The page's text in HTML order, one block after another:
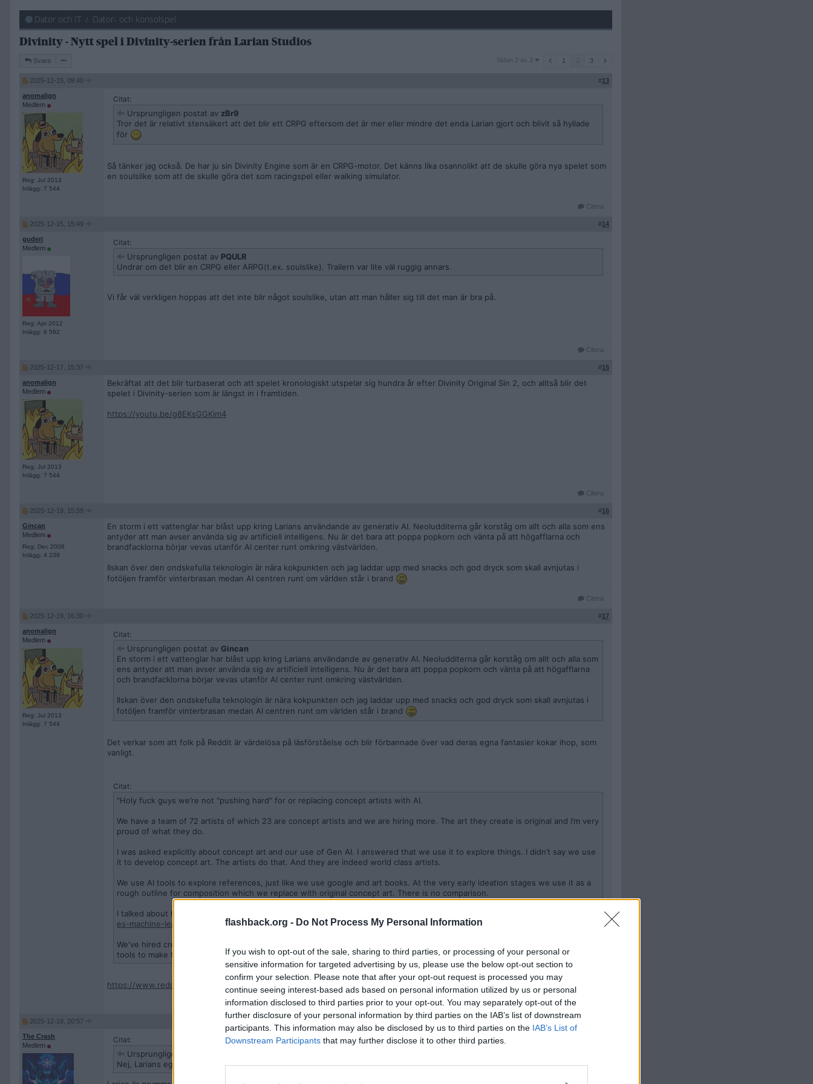
flashback.org - Do Not Process My Personal Information
If you wish to opt-out of the sale, sharing to third parties, or processing of your personal or
sensitive information for targeted advertising by us, please use the below opt-out section to
confirm your selection. Please note that after your opt-out request is processed you may
continue seeing interest-based ads based on personal information utilized by us or personal
information disclosed to third parties prior to your opt-out. You may separately opt-out of the
further disclosure of your personal information by third parties on the IAB’s list of downstream
participants. This information may also be disclosed by us to third parties on the IAB’s List of
Downstream Participants that may further disclose it to other third parties.
Dator och IT Dator- och konsolspel
Divinity - Nytt spel i Divinity-serien från Larian Studios
Svara
Sidan
Sidan 2 av 3 1 3
2025-12-15, 09:40 #13
anomalign
Medlem
Reg: Jul 2013
Inlägg: 7 544
Citat:
Ursprungligen postat av zBr9
Tror det är relativt stensäkert att det blir ett CRPG eftersom det är mer eller mindre det enda Larian gjort och blivit så hyllade
för
Så tänker jag också. De har ju sin Divinity Engine som är en CRPG-motor. Det känns lika osannolikt att de skulle göra nya spelet som
en soulslike som att de skulle göra det som racingspel eller walking simulator.
Citera
2025-12-15, 15:49 #14
guderi
Medlem
Reg: Apr 2012
Inlägg: 6 562
Citat:
Ursprungligen postat av PQULR
Undrar om det blir en CRPG eller ARPG(t.ex. soulslike). Trailern var lite väl ruggig annars.
Vi får väl verkligen hoppas att det inte blir något soulslike, utan att man håller sig till det man är bra på.
Citera
2025-12-17, 15:37 #15
anomalign
Medlem
Reg: Jul 2013
Inlägg: 7 544
Bekräftat att det blir turbaserat och att spelet kronologiskt utspelar sig hundra år efter Divinity Original Sin 2, och alltså blir det
spelet i Divinity-serien som är längst in i framtiden.
https://youtu.be/g8EKsGGKim4
Citera
2025-12-19, 15:59 #16
Gincan
Medlem
Reg: Dec 2006
Inlägg: 4 239
En storm i ett vattenglar har blåst upp kring Larians användande av generativ AI. Neoludditerna går korståg om allt och alla som ens
antyder att man avser använda sig av artificiell intelligens. Nu är det bara att poppa popkorn och vänta på att högafflarna och
brandfacklorna börjar vevas utanför AI center runt omkring västvärlden.
Ilskan över den ondskefulla teknologin är nära kokpunkten och jag laddar upp med snacks och god dryck som skall avnjutas i
fotöljen framför vinterbrasan medan AI centren runt om världen står i brand
Citera
2025-12-19, 16:30 #17
anomalign
Medlem
Reg: Jul 2013
Inlägg: 7 544
Citat:
Ursprungligen postat av Gincan
En storm i ett vattenglar har blåst upp kring Larians användande av generativ AI. Neoludditerna går korståg om allt och alla som
ens antyder att man avser använda sig av artificiell intelligens. Nu är det bara att poppa popkorn och vänta på att högafflarna
och brandfacklorna börjar vevas utanför AI center runt omkring västvärlden.
Ilskan över den ondskefulla teknologin är nära kokpunkten och jag laddar upp med snacks och god dryck som skall avnjutas i
fotöljen framför vinterbrasan medan AI centren runt om världen står i brand
Det verkar som att folk på Reddit är värdelösa på läsförståelse och blir förbannade över vad deras egna fantasier kokar ihop, som
vanligt.
Citat:
"Holy fuck guys we’re not "pushing hard" for or replacing concept artists with AI.
We have a team of 72 artists of which 23 are concept artists and we are hiring more. The art they create is original and I’m very
proud of what they do.
I was asked explicitly about concept art and our use of Gen AI. I answered that we use it to explore things. I didn’t say we use
it to develop concept art. The artists do that. And they are indeed world class artists.
We use AI tools to explore references, just like we use google and art books. At the very early ideation stages we use it as a
rough outline for composition which we replace with original concept art. There is no comparison.
I talked about how we use ML here if you would like to know more:
es-machine-learning-for-tasks-that-nobody-wants-to-do/1100-6531123/
We've hired creatives for their talent, not for their ability to do what a machine suggests, but they can experiment with these
tools to make their lives easier."
https://www.reddit.com/r/gaming/comments/1pobzub/larian_studios_ceo_swen_vincke_responds_to_genai/
2025-12-19, 20:57
The Crash
Medlem
Citat:
Ursprungligen postat av
Nej, Larians egna IP suger. Ge oss BG3 DLCs istället...